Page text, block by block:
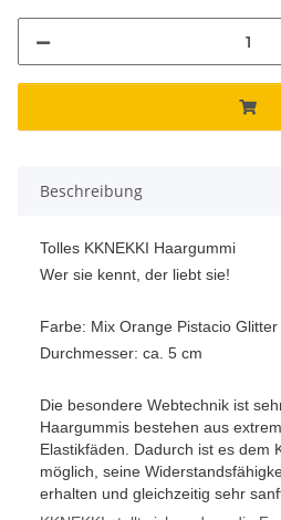
Beschreibung
Tolles KKNEKKI Haargummi
Wer sie kennt, der liebt sie!
Farbe: Mix Orange Pistacio Glitter
Durchmesser: ca. 5 cm
Die besondere Webtechnik ist
Haargummis bestehen aus
Elastikfäden. Dadurch ist es dem
möglich, seine
erhalten und gleichzeitig sehr